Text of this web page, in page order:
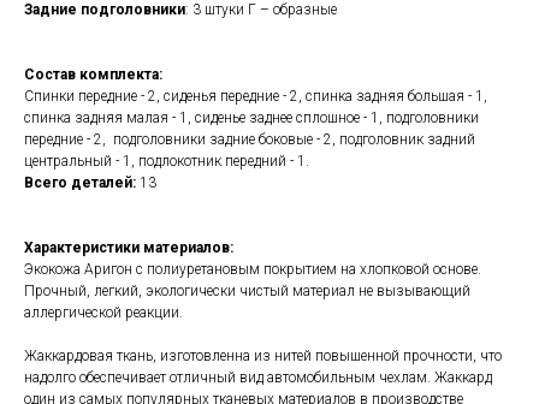
Задние подголовники: 3 штуки Г – образные
Состав комплекта:
Спинки передние - 2, сиденья передние - 2, спинка задняя большая - 1,
спинка задняя малая - 1, сиденье заднее сплошное - 1, подголовники
передние - 2, подголовники задние боковые - 2, подголовник задний
центральный - 1, подлокотник передний - 1.
Всего деталей: 13
Характеристики материалов:
Экокожа Аригон с полиуретановым покрытием на хлопковой основе.
Прочный, легкий, экологически чистый материал не вызывающий
аллергической реакции.
Жаккардовая ткань, изготовленна из нитей повышенной прочности, что
надолго обеспечивает отличный вид автомобильным чехлам. Жаккард
один из самых популярных тканевых материалов в производстве